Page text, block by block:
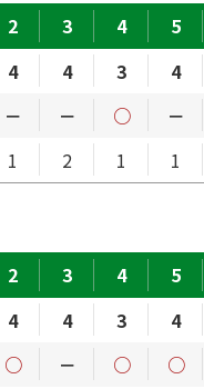
2 3 4 5
4 4 3 4
－ － ○ －
1 2 1 1
2 3 4 5
4 4 3 4
○ － ○ ○